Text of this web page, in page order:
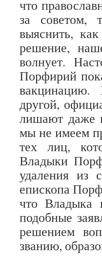
что
за советом,
выяснить,
решение,
волнует.
Порфирий
другой,
лишают даже
мы не имеем
тех лиц,
Владыки
удаления из
епископа
что Владыка
подобные
решением
званию,